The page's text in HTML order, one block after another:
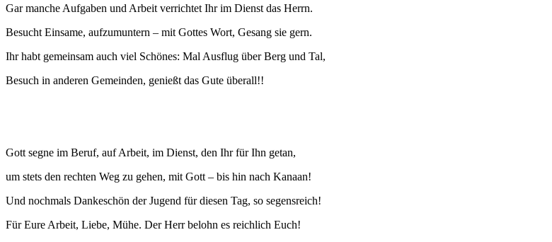
Gar manche Aufgaben und Arbeit verrichtet Ihr im Dienst das Herrn.
Besucht Einsame, aufzumuntern – mit Gottes Wort, Gesang sie gern.
Ihr habt gemeinsam auch viel Schönes: Mal Ausflug über Berg und Tal,
Besuch in anderen Gemeinden, genießt das Gute überall!!
Gott segne im Beruf, auf Arbeit, im Dienst, den Ihr für Ihn getan,
um stets den rechten Weg zu gehen, mit Gott – bis hin nach Kanaan!
Und nochmals Dankeschön der Jugend für diesen Tag, so segensreich!
Für Eure Arbeit, Liebe, Mühe. Der Herr belohn es reichlich Euch!